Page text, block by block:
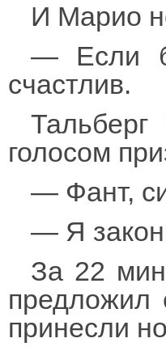
И Марио
— Если
счастлив.
голосом
— Фант,
— Я
За 22
предложил
принесли